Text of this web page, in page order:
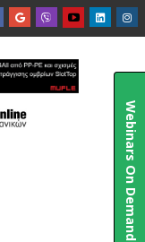

Webinars On Demand